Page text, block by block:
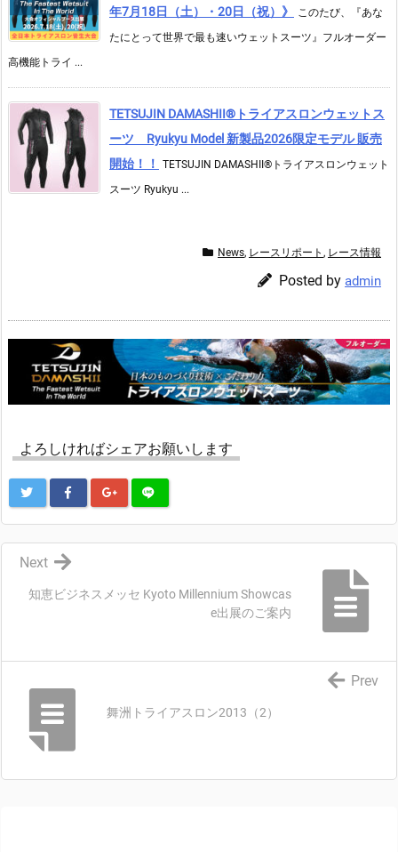
年7月18日（土）・20日（祝）》
このたび、『あな
たにとって世界で最も速いウェットスーツ』フルオーダー
高機能トライ ...
TETSUJIN DAMASHII®︎トライアスロンウェットス
ーツ Ryukyu Model 新製品2026限定モデル 販売
開始！！
TETSUJIN DAMASHII®︎トライアスロンウェット
スーツ Ryukyu ...
News, レースリポート , レース情報
Posted by admin
よろしければシェアお願いします
知恵ビジネスメッセ Kyoto Millennium Showcas
e出展のご案内
Next
舞洲トライアスロン2013（2）
Prev